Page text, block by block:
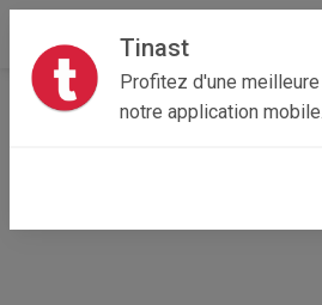
Tinast
Profitez d'une
notre application mobile.
Accueil Recherche Loisirs